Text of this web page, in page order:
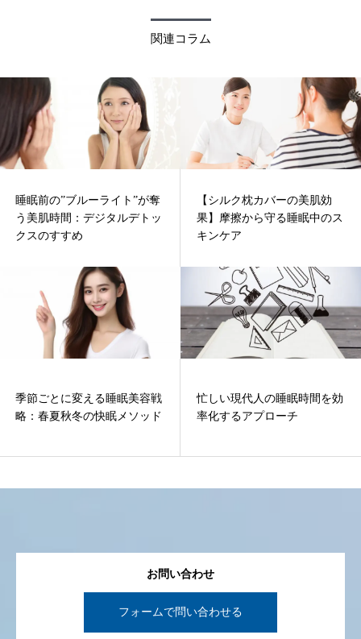
関連コラム
睡眠前の”ブルーライト”が奪
う美肌時間：デジタルデトッ
クスのすすめ
【シルク枕カバーの美肌効
果】摩擦から守る睡眠中のス
キンケア
季節ごとに変える睡眠美容戦
略：春夏秋冬の快眠メソッド
忙しい現代人の睡眠時間を効
率化するアプローチ
お問い合わせ
フォームで問い合わせる